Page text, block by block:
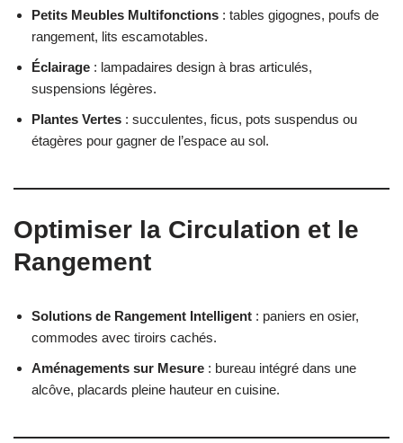
Petits Meubles Multifonctions : tables gigognes, poufs de
rangement, lits escamotables.
Éclairage : lampadaires design à bras articulés,
suspensions légères.
Plantes Vertes : succulentes, ficus, pots suspendus ou
étagères pour gagner de l’espace au sol.
Optimiser la Circulation et le
Rangement
Solutions de Rangement Intelligent : paniers en osier,
commodes avec tiroirs cachés.
Aménagements sur Mesure : bureau intégré dans une
alcôve, placards pleine hauteur en cuisine.